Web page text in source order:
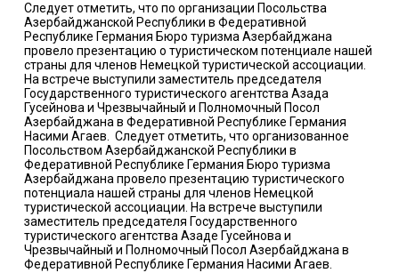
Следует отметить, что по организации Посольства
Азербайджанской Республики в Федеративной
Республике Германия Бюро туризма Азербайджана
провело презентацию о туристическом потенциале нашей
страны для членов Немецкой туристической ассоциации.
На встрече выступили заместитель председателя
Государственного туристического агентства Азада
Гусейнова и Чрезвычайный и Полномочный Посол
Азербайджана в Федеративной Республике Германия
Насими Агаев. Следует отметить, что организованное
Посольством Азербайджанской Республики в
Федеративной Республике Германия Бюро туризма
Азербайджана провело презентацию туристического
потенциала нашей страны для членов Немецкой
туристической ассоциации. На встрече выступили
заместитель председателя Государственного
туристического агентства Азаде Гусейнова и
Чрезвычайный и Полномочный Посол Азербайджана в
Федеративной Республике Германия Насими Агаев.